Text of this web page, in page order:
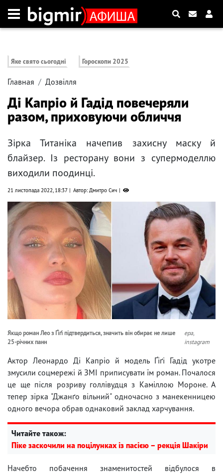
Яке свято сьогодні Гороскопи 2025
Главная Дозвілля
Ді Капріо й Гадід повечеряли
разом, приховуючи обличчя
Зірка Титаніка начепив захисну маску й
блайзер. Із ресторану вони з супермоделлю
виходили поодинці.
21 листопада 2022, 18:37 Автор: Дмитро Сич
Якщо роман Лео з Ґіґі підтвердиться, значить він обирає не лише
25-річних панн
epa,
instagram
Актор Леонардо Ді Капріо й модель Ґіґі Гадід укотре
змусили соцмережі й ЗМІ приписувати їм роман. Почалося
це ще після розриву голлівудця з Каміллою Мороне. А
тепер зірка "Джанґо вільний" одночасно з манекенницею
одного вечора обрав однаковий заклад харчування.
Читайте також:
Піке заскочили на поцілунках із пасією – рекція Шакіри
Начебто побачення знаменитостей відбулося в